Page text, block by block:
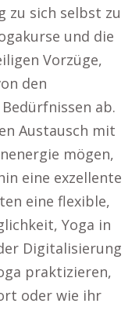
zu sich selbst zu
und die
Vorzüge,
den
ab.
Austausch mit
mögen,
eine exzellente
eine flexible,
Yoga in
Digitalisierung
praktizieren,
oder wie ihr